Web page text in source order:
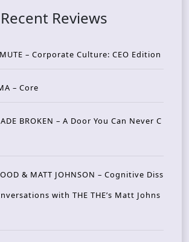
Recent Reviews
– Corporate Culture: CEO Edition
– Core
BROKEN – A Door You Can Never C
& MATT JOHNSON – Cognitive Diss
with THE THE’s Matt Johns